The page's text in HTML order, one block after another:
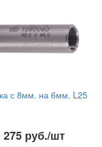
с 8мм. на 6мм. L25
275 руб./шт